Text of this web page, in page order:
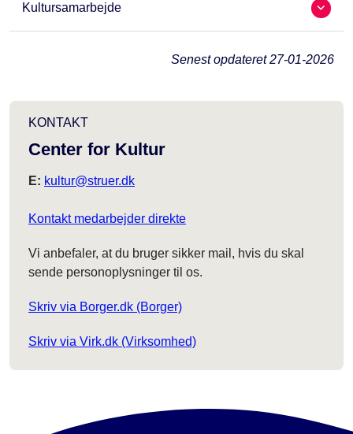
Kultursamarbejde
Senest opdateret27-01-2026
KONTAKT
Center for Kultur
E: kultur@struer.dk
Kontakt medarbejder direkte
Vi anbefaler, at du bruger sikker mail, hvis du skal
sende personoplysninger til os.
Skriv via Borger.dk (Borger)
Skriv via Virk.dk (Virksomhed)